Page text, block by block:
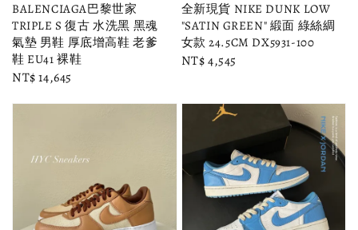
BALENCIAGA巴黎世家
TRIPLE S 復古 水洗黑 黑魂
氣墊 男鞋 厚底增高鞋 老爹
鞋 EU41 裸鞋
Regular
NT$ 14,645
全新現貨 NIKE DUNK LOW
"SATIN GREEN" 緞面 綠絲綢
女款 24.5CM DX5931-100
Regular
NT$ 4,545